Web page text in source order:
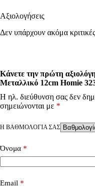
Αξιολογήσεις
Δεν υπάρχουν ακόμα κριτικές
Κάνετε την πρώτη
Μεταλλικό 12cm Homie
Η ηλ. διεύθυνση σας δεν
σημειώνονται με *
Η ΒΑΘΜΟΛΟΓΊΑ ΣΑΣ
Όνομα *
Email *